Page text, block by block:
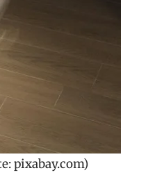
pixabay.com)